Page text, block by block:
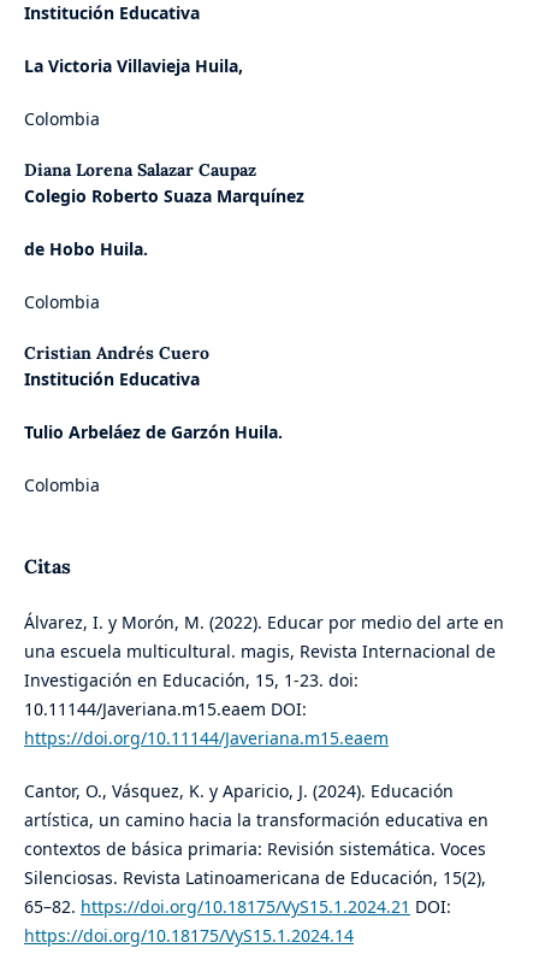
Institución Educativa
La Victoria Villavieja Huila,
Colombia
Diana Lorena Salazar Caupaz
Colegio Roberto Suaza Marquínez
de Hobo Huila.
Colombia
Cristian Andrés Cuero
Institución Educativa
Tulio Arbeláez de Garzón Huila.
Colombia
Citas
Álvarez, I. y Morón, M. (2022). Educar por medio del arte en
una escuela multicultural. magis, Revista Internacional de
Investigación en Educación, 15, 1-23. doi:
10.11144/Javeriana.m15.eaem DOI:
https://doi.org/10.11144/Javeriana.m15.eaem
Cantor, O., Vásquez, K. y Aparicio, J. (2024). Educación
artística, un camino hacia la transformación educativa en
contextos de básica primaria: Revisión sistemática. Voces
Silenciosas. Revista Latinoamericana de Educación, 15(2),
65–82. https://doi.org/10.18175/VyS15.1.2024.21 DOI:
https://doi.org/10.18175/VyS15.1.2024.14